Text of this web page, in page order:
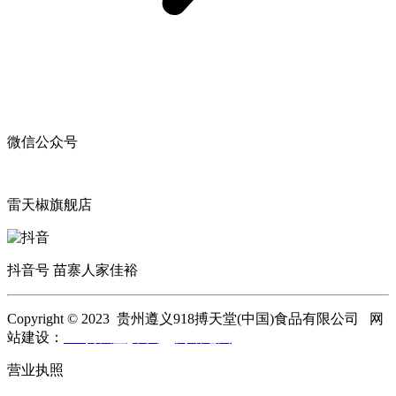
微信公众号
雷天椒旗舰店
抖音号 苗寨人家佳裕
Copyright © 2023 贵州遵义918搏天堂(中国)食品有限公司 网
站建设：
营业执照